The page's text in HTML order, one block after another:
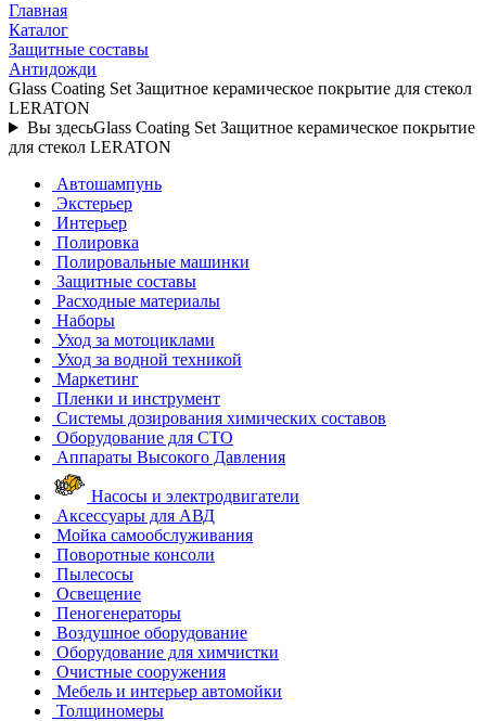
Главная
Каталог
Защитные составы
Антидожди
Glass Coating Set Защитное керамическое покрытие для стекол
LERATON
Вы здесьGlass Coating Set Защитное керамическое покрытие
для стекол LERATON
Автошампунь
Экстерьер
Интерьер
Полировка
Полировальные машинки
Защитные составы
Расходные материалы
Наборы
Уход за мотоциклами
Уход за водной техникой
Маркетинг
Пленки и инструмент
Системы дозирования химических составов
Оборудование для СТО
Аппараты Высокого Давления
Насосы и электродвигатели
Аксессуары для АВД
Мойка самообслуживания
Поворотные консоли
Пылесосы
Освещение
Пеногенераторы
Воздушное оборудование
Оборудование для химчистки
Очистные сооружения
Мебель и интерьер автомойки
Толщиномеры